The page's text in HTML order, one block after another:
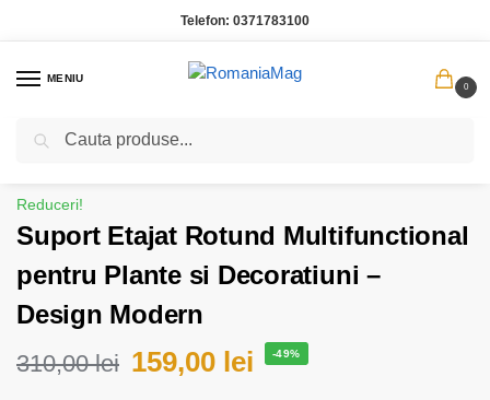
Telefon: 0371783100
MENIU
0
Prima pagină / Casa Gradina
Reduceri!
Suport Etajat Rotund Multifunctional
pentru Plante si Decoratiuni –
Design Modern
310,00lei 159,00 lei -49%